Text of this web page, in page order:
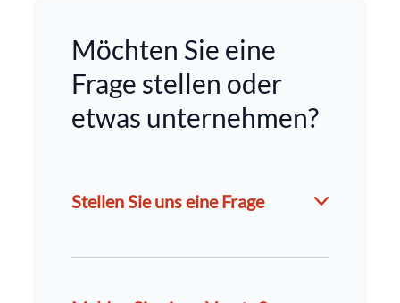
Möchten Sie eine
Frage stellen oder
etwas unternehmen?
Stellen Sie uns eine Frage